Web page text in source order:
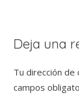
Deja una
Tu dirección de
campos